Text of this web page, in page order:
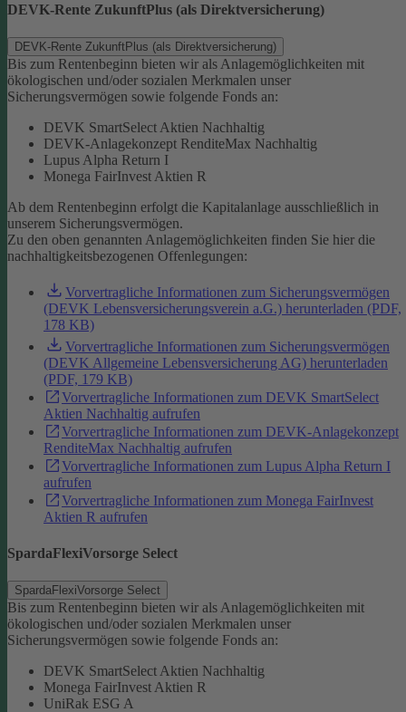
DEVK-Rente ZukunftPlus (als Direktversicherung)
DEVK-Rente ZukunftPlus (als Direktversicherung)
Bis zum Rentenbeginn bieten wir als Anlagemöglichkeiten mit
ökologischen und/oder sozialen Merkmalen unser
Sicherungsvermögen sowie folgende Fonds an:
DEVK SmartSelect Aktien Nachhaltig
DEVK-Anlagekonzept RenditeMax Nachhaltig
Lupus Alpha Return I
Monega FairInvest Aktien R
Ab dem Rentenbeginn erfolgt die Kapitalanlage ausschließlich in
unserem Sicherungsvermögen.
Zu den oben genannten Anlagemöglichkeiten finden Sie hier die
nachhaltigkeitsbezogenen Offenlegungen:
Vorvertragliche Informationen zum Sicherungsvermögen
(DEVK Lebensversicherungsverein a.G.) herunterladen (PDF,
178 KB)
Vorvertragliche Informationen zum Sicherungsvermögen
(DEVK Allgemeine Lebensversicherung AG) herunterladen
(PDF, 179 KB)
Vorvertragliche Informationen zum DEVK SmartSelect
Aktien Nachhaltig aufrufen
Vorvertragliche Informationen zum DEVK-Anlagekonzept
RenditeMax Nachhaltig aufrufen
Vorvertragliche Informationen zum Lupus Alpha Return I
aufrufen
Vorvertragliche Informationen zum Monega FairInvest
Aktien R aufrufen
SpardaFlexiVorsorge Select
SpardaFlexiVorsorge Select
Bis zum Rentenbeginn bieten wir als Anlagemöglichkeiten mit
ökologischen und/oder sozialen Merkmalen unser
Sicherungsvermögen sowie folgende Fonds an:
DEVK SmartSelect Aktien Nachhaltig
Monega FairInvest Aktien R
UniRak ESG A